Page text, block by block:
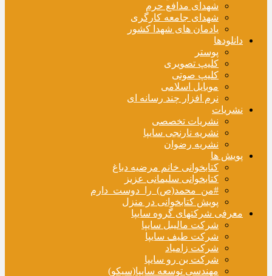
شهدای مدافع حرم
شهدای جامعه کارگری
یادمان های شهدا کشور
دانلودها
پوستر
کلیپ تصویری
کلیپ صوتی
موبایل اسلامی
نرم افزار چند رسانه ای
نشریات
نشریات تخصصی
نشریه نارنجی سایپا
نشریه رضوان
پویش ها
کتابخوانی خانم مرضیه دباغ
کتابخوانی سلیمانی عزیز
#من_محمد(ص)_را_دوست_دارم
پویش کتابخوانی در منزل
معرفی شرکتهای گروه سایپا
شرکت مالیبل سایپا
شرکت طیف سایپا
شرکت زامیاد
شرکت بن رو سایپا
مهندسی توسعه سایپا(سیکو)